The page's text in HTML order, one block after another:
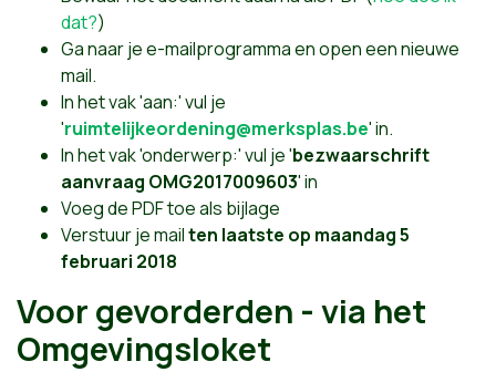
dat?)
Ga naar je e-mailprogramma en open een nieuwe
mail.
In het vak 'aan:' vul je
'ruimtelijkeordening@merksplas.be' in.
In het vak 'onderwerp:' vul je 'bezwaarschrift
aanvraag OMG2017009603' in
Voeg de PDF toe als bijlage
Verstuur je mailten laatste op maandag 5
februari 2018
Voor gevorderden - via het
Omgevingsloket